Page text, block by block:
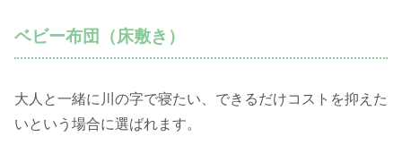
ベビー布団（床敷き）
大人と一緒に川の字で寝たい、できるだけコストを抑えた
いという場合に選ばれます。